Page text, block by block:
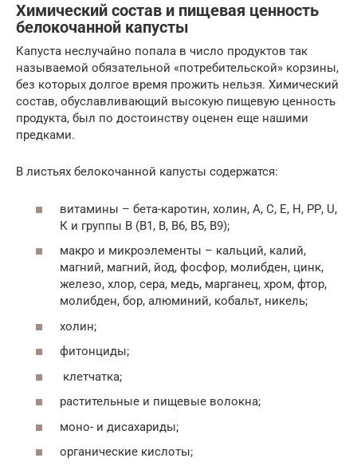
Химический состав и пищевая ценность
белокочанной капусты
Капуста неслучайно попала в число продуктов так
называемой обязательной «потребительской» корзины,
без которых долгое время прожить нельзя. Химический
состав, обуславливающий высокую пищевую ценность
продукта, был по достоинству оценен еще нашими
предками.
В листьях белокочанной капусты содержатся:
витамины – бета-каротин, холин, А, С, Е, Н, РР, U,
К и группы В (В1, В, В6, В5, В9);
макро и микроэлементы – кальций, калий,
магний, магний, йод, фосфор, молибден, цинк,
железо, хлор, сера, медь, марганец, хром, фтор,
молибден, бор, алюминий, кобальт, никель;
холин;
фитонциды;
клетчатка;
растительные и пищевые волокна;
моно- и дисахариды;
органические кислоты;